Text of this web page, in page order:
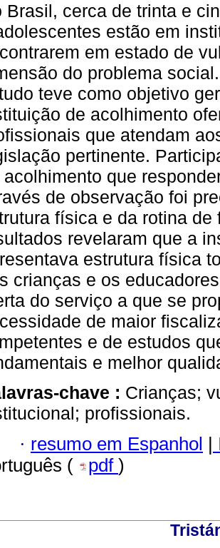
Brasil, cerca de trinta e
estão em
em estado de
do problema
teve como objetivo
de acolhimento
que atendam
pertinente.
acolhimento que
de observação foi
física e da rotina
revelaram que a
estrutura física
crianças e os
do serviço a que se
de maior
e de estudos
e melhor
chave : Crianças;
profissionais.
· resumo em Espanhol |
(
pdf )